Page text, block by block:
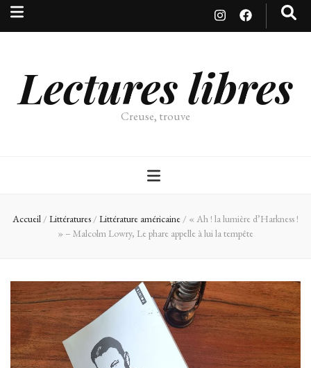
Lectures libres
Creuse, trouve
Accueil / Littératures / Littérature américaine / « Ah ! la lumière d’Harkness !
» – Malcolm Lowry, Le phare appelle à lui la tempête